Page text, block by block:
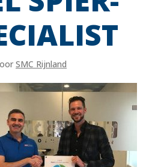
SMC Rijnland